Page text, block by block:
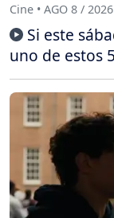
Cine • AGO 8 / 2026
Si este
uno de estos